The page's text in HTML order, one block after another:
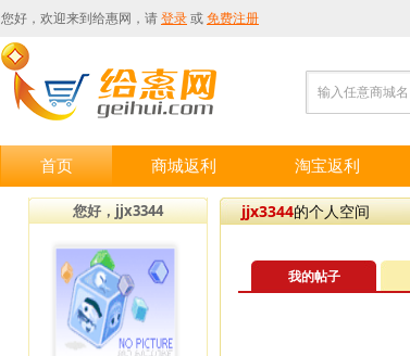
您好，欢迎来到 给惠网 ，请 登录 或 免费注册
输入任意商城
首页 商城返利 淘宝返利
您好，jjx3344 jjx3344的个人空间
我的帖子